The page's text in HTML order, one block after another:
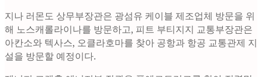
지나 러몬도 상무부장관은 광섬유 케이블 제조업체 방문을 위
해 노스캐롤라이나를 방문하고, 피트 부티지지 교통부장관은
아칸소와 텍사스, 오클라호마를 찾아 공항과 항공 교통관제 지
설을 방문할 예정이다.